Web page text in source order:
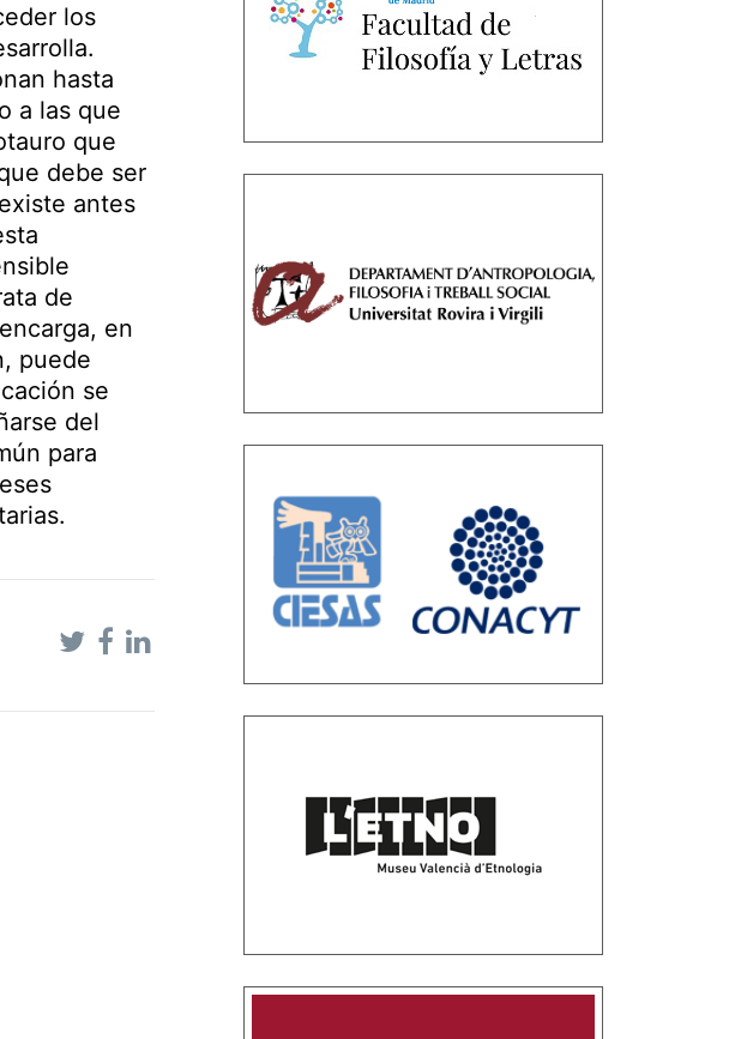
los
hasta
a las que
que
debe ser
antes
de
en
puede
se
del
para